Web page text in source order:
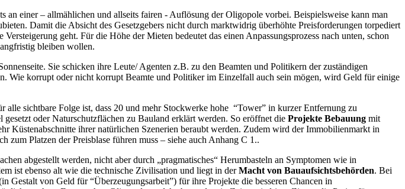
an einer – allmählichen und allseits fairen - Auflösung der Oligopole vorbei. Beispielsweise kann man
Damit die Absicht des Gesetzgebers nicht durch marktwidrig überhöhte Preisforderungen torpediert
geht. Für die Höhe der Mieten bedeutet das einen Anpassungsprozess nach unten, schon
bleiben wollen.
Sie schicken ihre Leute/ Agenten z.B. zu den Beamten und Politikern der zuständigen
Wie korrupt oder nicht korrupt Beamte und Politiker im Einzelfall auch sein mögen, wird Geld für einige
alle sichtbare Folge ist, dass 20 und mehr Stockwerke hohe “Tower” in kurzer Entfernung zu
oder Naturschutzflächen zu Bauland erklärt werden. So eröffnet die Projekte Bebauung mit
Küstenabschnitte ihrer natürlichen Szenerien beraubt werden. Zudem wird der Immobilienmarkt in
zum Platzen der Preisblase führen muss – siehe auch Anhang C 1..
abgestellt werden, nicht aber durch „pragmatisches“ Herumbasteln an Symptomen wie in
ist ebenso alt wie die technische Zivilisation und liegt in derMacht von Bauaufsichtsbehörden. Bei
Gestalt von Geld für “Überzeugungsarbeit”) für ihre Projekte die besseren Chancen in